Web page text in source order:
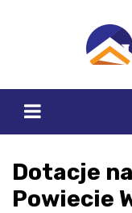
Dotacje
Powiecie